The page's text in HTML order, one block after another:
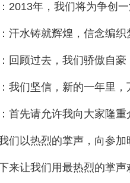
2013年，我们将为争创
汗水铸就辉煌，信念编织
回顾过去，我们骄傲自豪
我们坚信，新的一年里，
首先请允许我向大家隆
们以热烈的掌声，向参加
来让我们用最热烈的掌声